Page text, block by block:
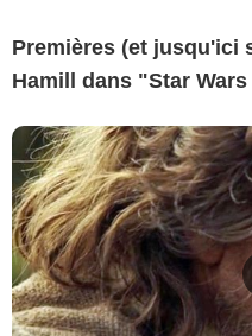
Premières (et jusqu'ici
Hamill dans "Star Wars